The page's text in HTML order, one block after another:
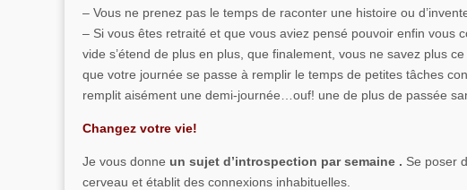
– Vous ne prenez pas le temps de raconter une histoire ou
– Si vous êtes retraité et que vous aviez pensé pouvoir enfin vous
vide s’étend de plus en plus, que finalement, vous ne savez plus
que votre journée se passe à remplir le temps de petites tâches
remplit aisément une demi-journée…ouf! une de plus de passée
Changez votre vie!
Je vous donne un sujet d’introspection par semaine . Se poser
cerveau et établit des connexions inhabituelles.